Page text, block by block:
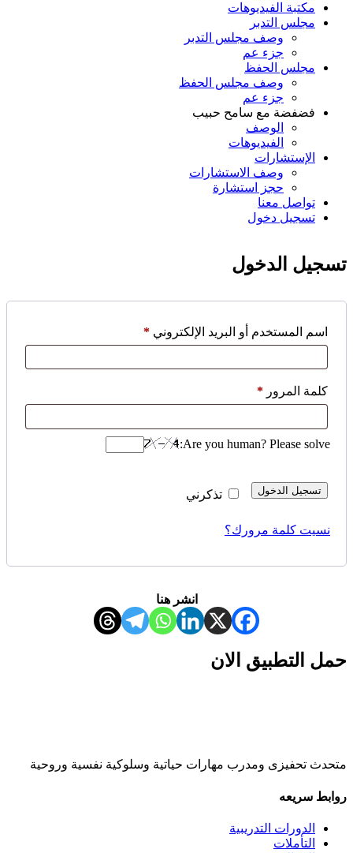
مكتبة الفيديوهات
مجلس التدبر
وصف مجلس التدبر
جزء عم
مجلس الحفظ
وصف مجلس الحفظ
جزء عم
فضفضة مع سامح حبيب
الوصف
الفيديوهات
الإستشارات
وصف الاستشارات
حجز استشارة
تواصل معنا
تسجيل دخول
تسجيل الدخول
اسم المستخدم أو البريد الإلكتروني *مطلوبة
كلمة المرور *مطلوبة
Are you human? Please solve:
تذكرني تسجيل الدخول
نسيت كلمة مرورك؟
انشر هنا
حمل التطبيق الان
متحدث تحفيزى ومدرب مهارات حياتية وسلوكية نفسية وروحية
روابط سريعه
الدورات التدريبية
التأملات